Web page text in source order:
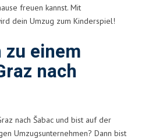
freuen kannst. Mit
dein Umzug zum Kinderspiel!
einem
nach
nach Šabac und bist auf der
Umzugsunternehmen? Dann bist